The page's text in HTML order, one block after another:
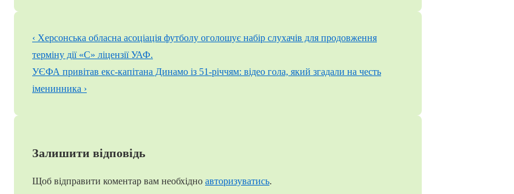
Навігація
записів
Попередній
запис
‹ Херсонська обласна асоціація футболу оголошує набір слухачів для продовження
терміну дії «С» ліцензії УАФ.
Наступний
запис
УЄФА привітав екс-капітана Динамо із 51-річчям: відео гола, який згадали на честь
іменинника ›
Залишити відповідь
Щоб відправити коментар вам необхідно авторизуватись.